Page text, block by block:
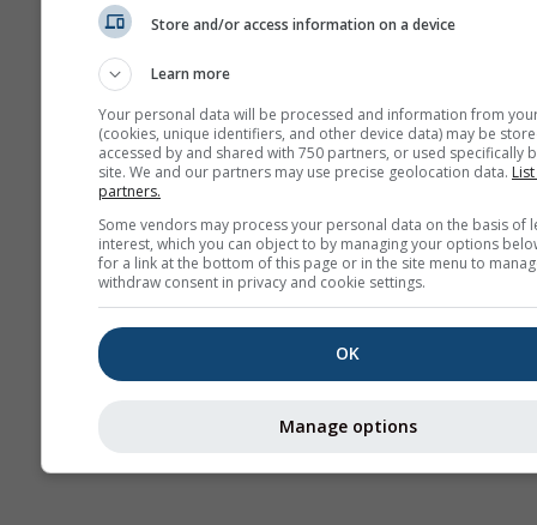
Store and/or access information on a device
Learn more
Your personal data will be processed and information from
(cookies, unique identifiers, and other device data) may be
accessed by and shared with 750 partners, or used specifically
site. We and our partners may use precise geolocation data.
partners.
Some vendors may process your personal data on the basis of
interest, which you can object to by managing your options
for a link at the bottom of this page or in the site menu to
withdraw consent in privacy and cookie settings.
OK
Manage options